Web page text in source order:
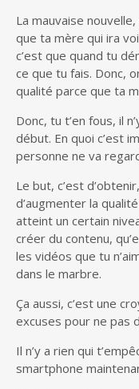
La mauvaise
que ta mère qui ira
c’est que quand tu
ce que tu fais. Donc,
qualité parce que ta
Donc, tu t’en fous, il
début. En quoi c’est
personne ne va
Le but, c’est
d’augmenter la
atteint un certain
créer du contenu,
les vidéos que tu
dans le marbre.
Ça aussi, c’est une
excuses pour ne pas
Il n’y a rien qui
smartphone